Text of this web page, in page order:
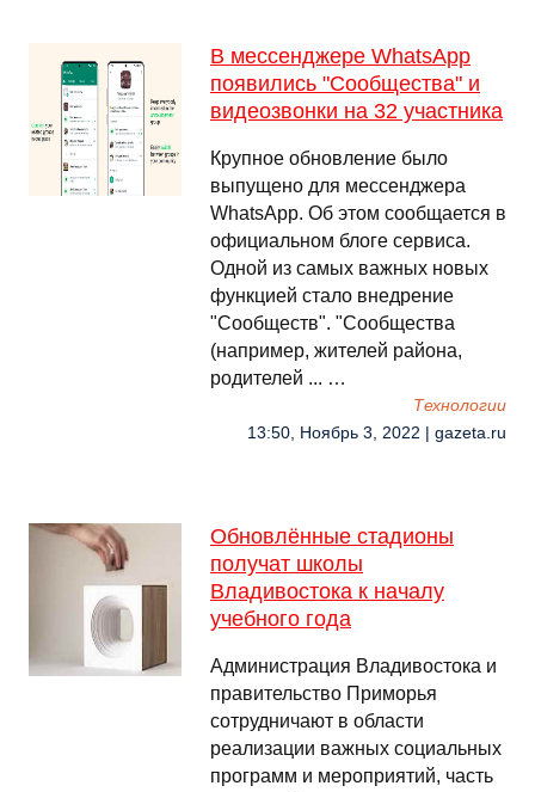
В мессенджере WhatsApp
появились "Сообщества" и
видеозвонки на 32 участника
Крупное обновление было
выпущено для мессенджера
WhatsApp. Об этом сообщается в
официальном блоге сервиса.
Одной из самых важных новых
функцией стало внедрение
"Сообществ". "Сообщества
(например, жителей района,
родителей ... …
Технологии
13:50, Ноябрь 3, 2022 | gazeta.ru
Обновлённые стадионы
получат школы
Владивостока к началу
учебного года
Администрация Владивостока и
правительство Приморья
сотрудничают в области
реализации важных социальных
программ и мероприятий, часть